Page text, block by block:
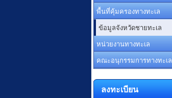
พื้นที่คุ้มครองทางทะเล
ข้อมูลจังหวัดชายทะเล
หน่วยงานทางทะเล
คณะอนุกรรมการทางทะเล
ลงทะเบียน